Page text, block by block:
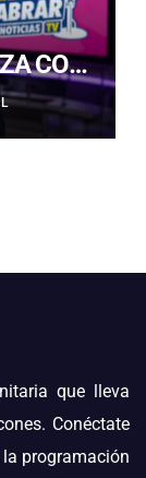
CON
que lleva
Conéctate
programación